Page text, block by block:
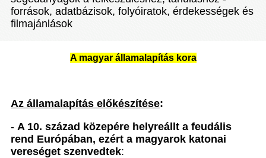
források, adatbázisok, folyóiratok, érdekességek és
filmajánlások
A magyar államalapítás kora
Az államalapítás előkészítése:
- A 10. század közepére helyreállt a feudális
rend Európában, ezért a magyarok katonai
vereséget szenvedtek: